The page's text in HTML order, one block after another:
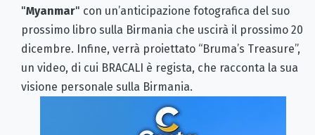
"Myanmar" con un’anticipazione fotografica del suo
prossimo libro sulla Birmania che uscirà il prossimo 20
dicembre. Infine, verrà proiettato “Bruma’s Treasure”,
un video, di cui BRACALI è regista, che racconta la sua
visione personale sulla Birmania.